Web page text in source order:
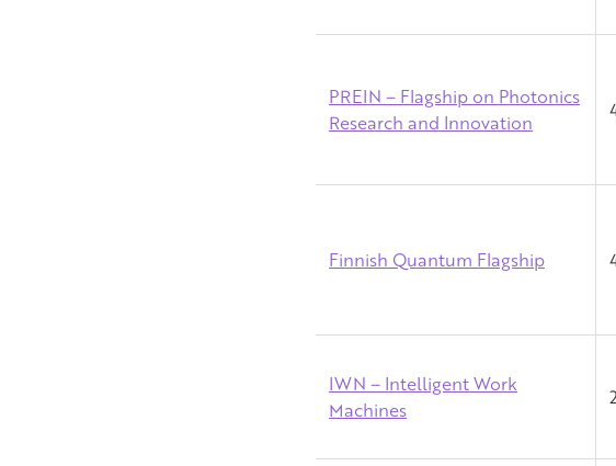
PREIN – Flagship on Photonics
Research and Innovation
Finnish Quantum Flagship
IWN – Intelligent Work
Machines